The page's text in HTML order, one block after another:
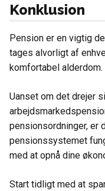
Konklusion
Pension er en vigtig
tages alvorligt af
komfortabel alderdom.
Uanset om det drejer
pensionsordninger, er
pensionssystemet
med at opnå dine
Start tidligt med at